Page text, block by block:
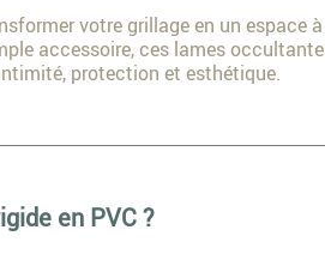
votre grillage en un espace
accessoire, ces lames
protection et esthétique.
en PVC ?